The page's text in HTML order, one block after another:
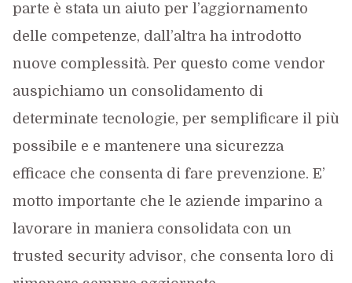
parte è stata un aiuto per l’aggiornamento
delle competenze, dall’altra ha introdotto
nuove complessità. Per questo come vendor
auspichiamo un consolidamento di
determinate tecnologie, per semplificare il più
possibile e e mantenere una sicurezza
efficace che consenta di fare prevenzione. E’
motto importante che le aziende imparino a
lavorare in maniera consolidata con un
trusted security advisor, che consenta loro di